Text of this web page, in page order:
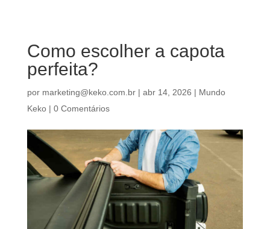
Como escolher a capota
perfeita?
por marketing@keko.com.br| abr 14, 2026 | Mundo
Keko| 0 Comentários